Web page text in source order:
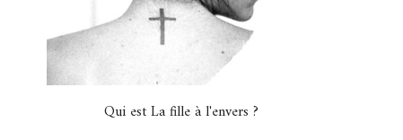
Qui est La fille à l'envers ?